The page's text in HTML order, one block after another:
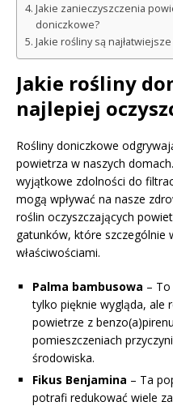
Jakie zanieczyszczenia
doniczkowe?
Jakie rośliny są
Jakie rośliny
najlepiej
Rośliny doniczkowe
powietrza w naszych
wyjątkowe zdolności do
mogą wpływać na nasze
roślin oczyszczających
gatunków, które szczególnie
właściwościami.
Palma bambusowa – To
tylko pięknie wygląda, ale
powietrze z
pomieszczeniach
środowiska.
Fikus Benjamina – Ta
potrafi redukować wiele